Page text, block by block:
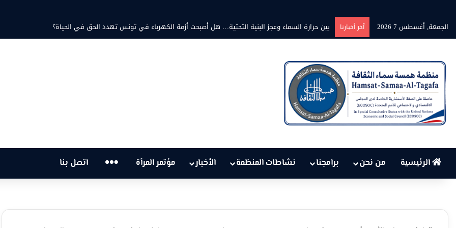
الجمعة, أغسطس 7 2026
آخر أخبارنا برنامج” قلوب شاعرة” بين الشاعر محمد ثابت والشاعرة فاطمة الزامل: عزف على أوتار الحنين وشجن القوافي
الرئيسية من نحن برامجنا نشاطات المنظمة الأخبار مؤتمر المرأة … اتصل بنا